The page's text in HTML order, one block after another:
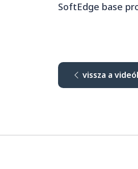
SoftEdge base
vissza a